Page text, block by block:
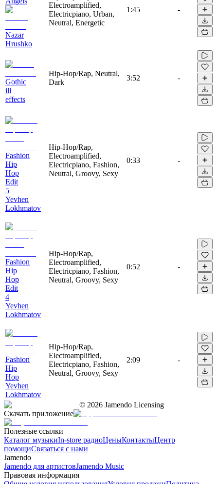
Nazar
Hrushko
Electroamplified,
Electricpiano, Urban,
Neutral, Energetic
1:45 -
Gothic
ill
effects
Hip-Hop/Rap, Neutral,
Dark
3:52 -
Fashion
Hip
Hop
Edit
5
Yevhen
Lokhmatov
Hip-Hop/Rap,
Electroamplified,
Electricpiano, Fashion,
Neutral, Groovy, Sexy
0:33 -
Fashion
Hip
Hop
Edit
4
Yevhen
Lokhmatov
Hip-Hop/Rap,
Electroamplified,
Electricpiano, Fashion,
Neutral, Groovy, Sexy
0:52 -
Fashion
Hip
Hop
Yevhen
Lokhmatov
Hip-Hop/Rap,
Electroamplified,
Electricpiano, Fashion,
Neutral, Groovy, Sexy
2:09 -
© 2026 Jamendo Licensing
Скачать приложение
Полезные ссылки
Каталог музыкиIn-store радиоЦеныКонтактыЦентр
помощиСвязаться с нами
Jamendo
Jamendo для артистовJamendo Music
Правовая информация